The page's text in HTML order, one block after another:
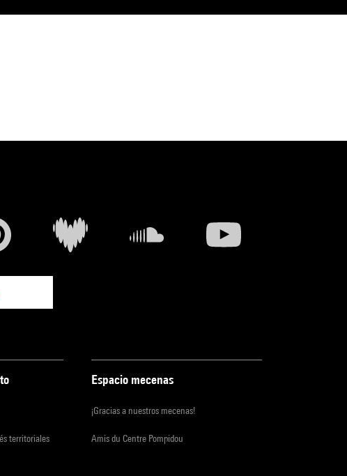
territoriales
Espacio mecenas
¡Gracias a nuestros mecenas!
Amis du Centre Pompidou